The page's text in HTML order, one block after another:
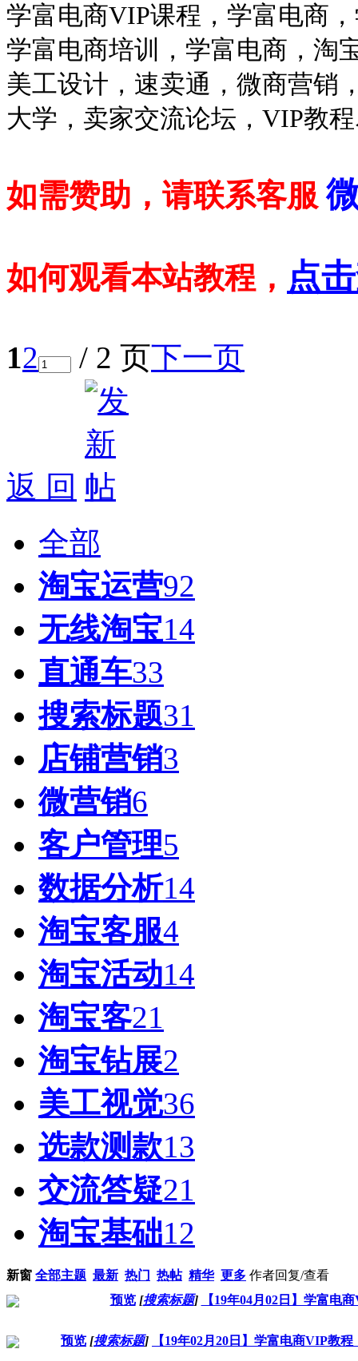
学富电商VIP课程，学富电商
学富电商培训，学富电商，淘
美工设计，速卖通，微商营销
大学，卖家交流论坛，VIP教
如需赞助，请联系客服
如何观看本站教程， 点
12 / 2 页下一页
返 回
全部
淘宝运营92
无线淘宝14
直通车33
搜索标题31
店铺营销3
微营销6
客户管理5
数据分析14
淘宝客服4
淘宝活动14
淘宝客21
淘宝钻展2
美工视觉36
选款测款13
交流答疑21
淘宝基础12
新窗 全部主题 最新 热门 热帖 精华 更多 作者回复/查看
预览 [搜索标题] 【19年04月02日】学富电
预览 [搜索标题] 【19年02月20日】学富电商VIP教